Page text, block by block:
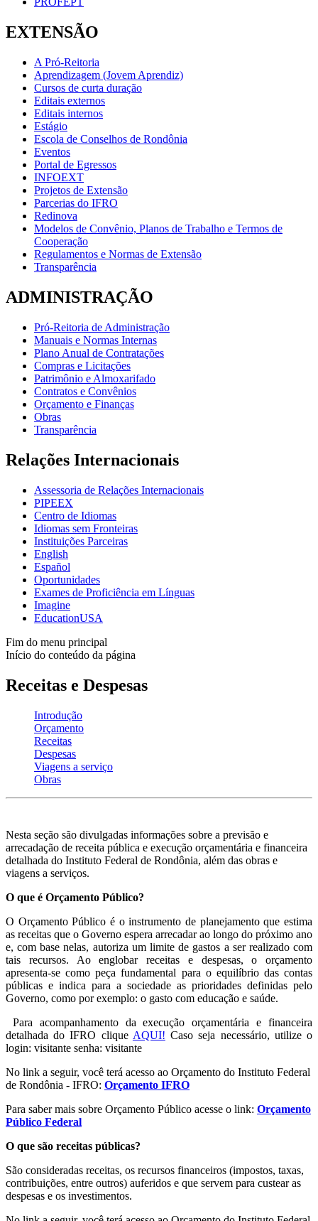
EXTENSÃO
A Pró-Reitoria
Aprendizagem (Jovem Aprendiz)
Cursos de curta duração
Editais externos
Editais internos
Estágio
Escola de Conselhos de Rondônia
Eventos
Portal de Egressos
INFOEXT
Projetos de Extensão
Parcerias do IFRO
Redinova
Modelos de Convênio, Planos de Trabalho e Termos de
Cooperação
Regulamentos e Normas de Extensão
Transparência
ADMINISTRAÇÃO
Pró-Reitoria de Administração
Manuais e Normas Internas
Plano Anual de Contratações
Compras e Licitações
Patrimônio e Almoxarifado
Contratos e Convênios
Orçamento e Finanças
Obras
Transparência
Relações Internacionais
Assessoria de Relações Internacionais
PIPEEX
Centro de Idiomas
Idiomas sem Fronteiras
Instituições Parceiras
English
Español
Oportunidades
Exames de Proficiência em Línguas
Imagine
EducationUSA
Fim do menu principal
Início do conteúdo da página
Receitas e Despesas
Introdução
Orçamento
Receitas
Despesas
Viagens a serviço
Obras
Nesta seção são divulgadas informações sobre a previsão e
arrecadação de receita pública e execução orçamentária e financeira
detalhada do Instituto Federal de Rondônia, além das obras e
viagens a serviços.
O que é Orçamento Público?
O Orçamento Público é o instrumento de planejamento que estima
as receitas que o Governo espera arrecadar ao longo do próximo ano
e, com base nelas, autoriza um limite de gastos a ser realizado com
tais recursos. Ao englobar receitas e despesas, o orçamento
apresenta-se como peça fundamental para o equilíbrio das contas
públicas e indica para a sociedade as prioridades definidas pelo
Governo, como por exemplo: o gasto com educação e saúde.
Para acompanhamento da execução orçamentária e financeira
detalhada do IFRO clique AQUI! Caso seja necessário, utilize o
login: visitante senha: visitante
No link a seguir, você terá acesso ao Orçamento do Instituto Federal
de Rondônia - IFRO: Orçamento IFRO
Para saber mais sobre Orçamento Público acesse o link: Orçamento
Público Federal
O que são receitas públicas?
São consideradas receitas, os recursos financeiros (impostos, taxas,
contribuições, entre outros) auferidos e que servem para custear as
despesas e os investimentos.